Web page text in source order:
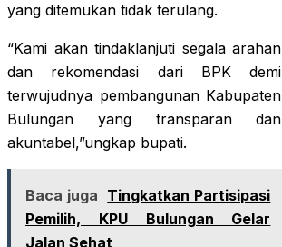
yang ditemukan tidak terulang.
“Kami akan tindaklanjuti segala arahan
dan rekomendasi dari BPK demi
terwujudnya pembangunan Kabupaten
Bulungan yang transparan dan
akuntabel,”ungkap bupati.
Baca juga Tingkatkan Partisipasi
Pemilih, KPU Bulungan Gelar
Jalan Sehat